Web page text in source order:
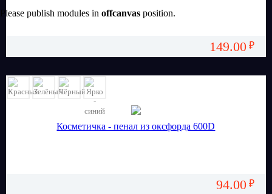
149.00 ₽
Косметичка - пенал из оксфорда 600D
94.00 ₽
Please publish modules in offcanvas position.